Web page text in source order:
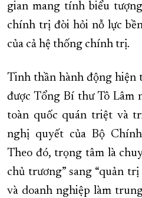
gian mang tính biểu
chính trị đòi hỏi nỗ lực
của cả hệ thống chính trị.
Tinh thần hành động hiện
được Tổng Bí thư Tô Lâm
toàn quốc quán triệt và
nghị quyết của Bộ
Theo đó, trọng tâm là
chủ trương” sang “quản
và doanh nghiệp làm